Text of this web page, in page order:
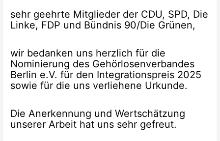
sehr geehrte Mitglieder der CDU, SPD, Die
Linke, FDP und Bündnis 90/Die Grünen,
wir bedanken uns herzlich für die
Nominierung des Gehörlosenverbandes
Berlin e.V. für den Integrationspreis 2025
sowie für die uns verliehene Urkunde.
Die Anerkennung und Wertschätzung
unserer Arbeit hat uns sehr gefreut.